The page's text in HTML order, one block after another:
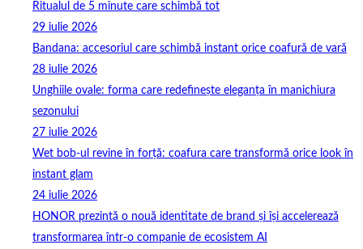
Ritualul de 5 minute care schimbă tot
29 iulie 2026
Bandana: accesoriul care schimbă instant orice coafură de vară
28 iulie 2026
Unghiile ovale: forma care redefinește eleganța în manichiura
sezonului
27 iulie 2026
Wet bob-ul revine în forță: coafura care transformă orice look în
instant glam
24 iulie 2026
HONOR prezintă o nouă identitate de brand și își accelerează
transformarea într-o companie de ecosistem AI